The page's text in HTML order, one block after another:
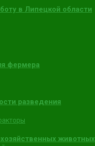
в Липецкой области
фермера
разведения
животных